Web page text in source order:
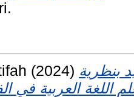
(2024) بنظرية
اللغة العربية في